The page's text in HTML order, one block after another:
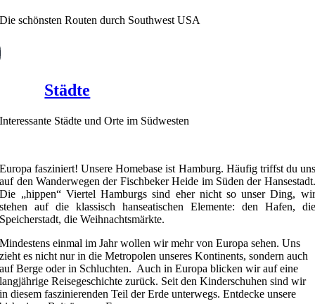
Die schönsten Routen durch Southwest USA
Städte
Interessante Städte und Orte im Südwesten
Europa fasziniert! Unsere Homebase ist Hamburg. Häufig triffst du uns
auf den Wanderwegen der Fischbeker Heide im Süden der Hansestadt.
Die „hippen“ Viertel Hamburgs sind eher nicht so unser Ding, wir
stehen auf die klassisch hanseatischen Elemente: den Hafen, die
Speicherstadt, die Weihnachtsmärkte.
Mindestens einmal im Jahr wollen wir mehr von Europa sehen. Uns
zieht es nicht nur in die Metropolen unseres Kontinents, sondern auch
auf Berge oder in Schluchten. Auch in Europa blicken wir auf eine
langjährige Reisegeschichte zurück. Seit den Kinderschuhen sind wir
in diesem faszinierenden Teil der Erde unterwegs. Entdecke unsere